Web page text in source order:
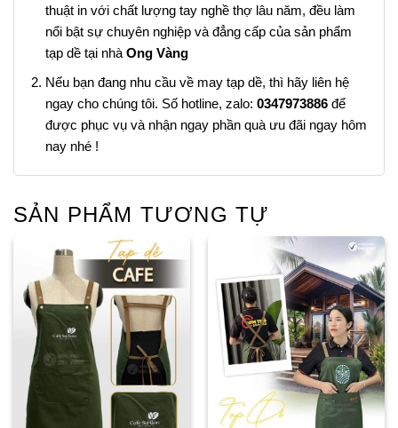
thuật in với chất lượng tay nghề thợ lâu năm, đều làm
nổi bật sự chuyên nghiệp và đẳng cấp của sản phẩm
tạp dề tại nhà Ong Vàng
Nếu bạn đang nhu cầu về may tạp dề, thì hãy liên hệ
ngay cho chúng tôi. Số hotline, zalo: 0347973886để
được phục vụ và nhận ngay phần quà ưu đãi ngay hôm
nay nhé !
SẢN PHẨM TƯƠNG TỰ